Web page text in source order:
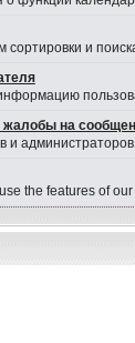
и
на
и
the features of